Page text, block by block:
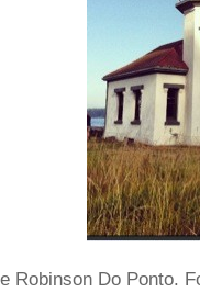
Robinson Do Ponto.